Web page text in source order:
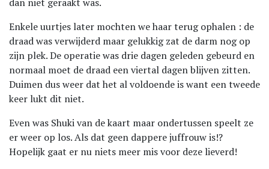
Enkele uurtjes later mochten we haar terug ophalen : de
draad was verwijderd maar gelukkig zat de darm nog op
zijn plek. De operatie was drie dagen geleden gebeurd en
normaal moet de draad een viertal dagen blijven zitten.
Duimen dus weer dat het al voldoende is want een tweede
keer lukt dit niet.
Even was Shuki van de kaart maar ondertussen speelt ze
er weer op los. Als dat geen dappere juffrouw is!?
Hopelijk gaat er nu niets meer mis voor deze lieverd!